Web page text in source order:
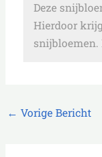
Deze
Hierdoor
snijbloemen.
← Vorige Bericht